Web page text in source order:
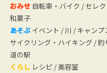
おみせ 自転車・バイク /セレ
和菓子
あそぶ イベント / 川 / キャンプ
サイクリング・ハイキング /釣
道の駅
くらし レシピ /美容室